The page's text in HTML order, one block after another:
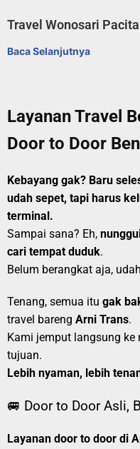
Travel Wonosari
Baca Selanjutnya
Layanan Travel
Door to Door
Kebayang gak? Baru
udah sepet, tapi harus
terminal.
Sampai sana? Eh,
cari tempat duduk.
Belum berangkat aja,
Tenang, semua itu gak
travel bareng Arni Trans.
Kami jemput langsung
tujuan.
Lebih nyaman, lebih
🚐 Door to Door Asli,
Layanan door to door di